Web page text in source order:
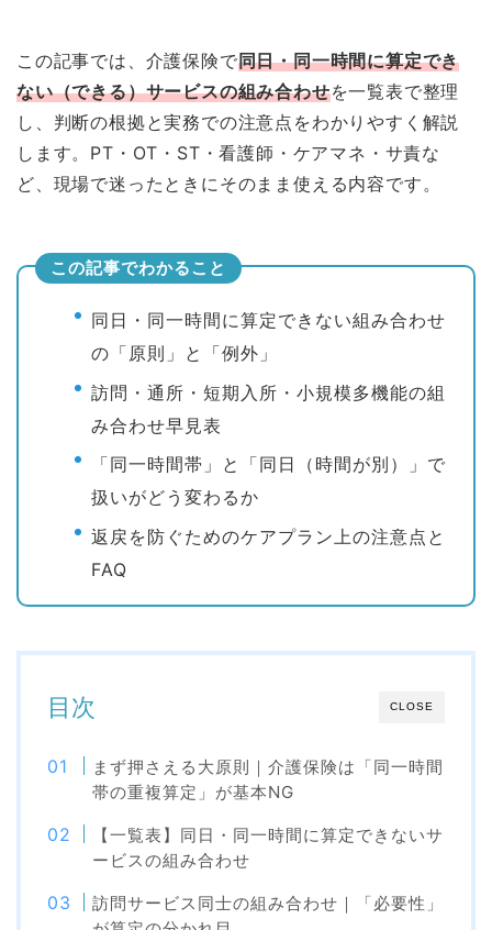
この記事では、介護保険で同日・同一時間に算定でき
ない（できる）サービスの組み合わせを一覧表で整理
し、判断の根拠と実務での注意点をわかりやすく解説
します。PT・OT・ST・看護師・ケアマネ・サ責な
ど、現場で迷ったときにそのまま使える内容です。
この記事でわかること
同日・同一時間に算定できない組み合わせ
の「原則」と「例外」
訪問・通所・短期入所・小規模多機能の組
み合わせ早見表
「同一時間帯」と「同日（時間が別）」で
扱いがどう変わるか
返戻を防ぐためのケアプラン上の注意点と
FAQ
CLOSE
目次
まず押さえる大原則｜介護保険は「同一時間
帯の重複算定」が基本NG
【一覧表】同日・同一時間に算定できないサ
ービスの組み合わせ
訪問サービス同士の組み合わせ｜「必要性」